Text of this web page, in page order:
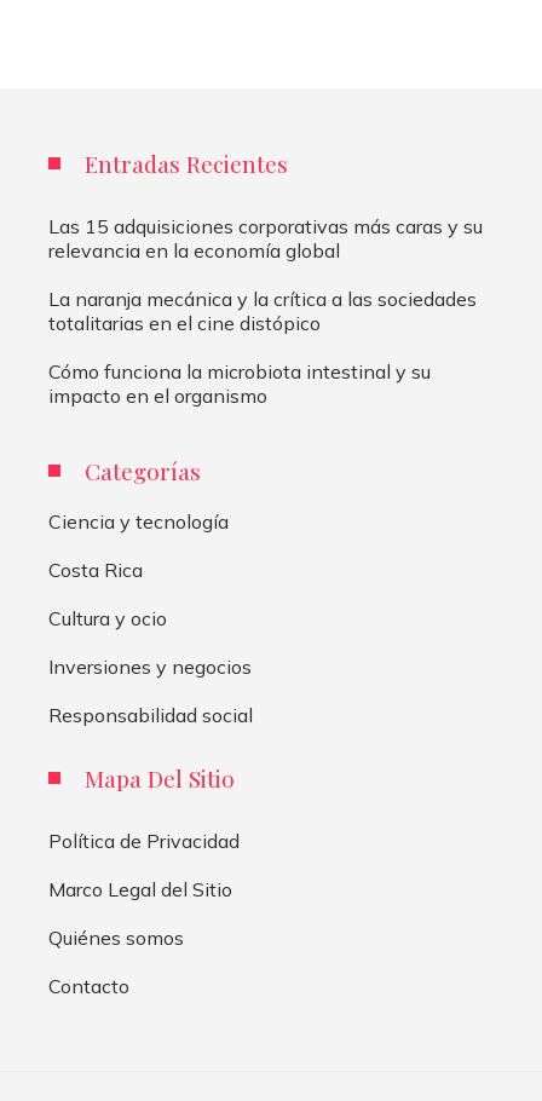
Entradas Recientes
Las 15 adquisiciones corporativas más caras y su
relevancia en la economía global
La naranja mecánica y la crítica a las sociedades
totalitarias en el cine distópico
Cómo funciona la microbiota intestinal y su
impacto en el organismo
Categorías
Ciencia y tecnología
Costa Rica
Cultura y ocio
Inversiones y negocios
Responsabilidad social
Mapa Del Sitio
Política de Privacidad
Marco Legal del Sitio
Quiénes somos
Contacto